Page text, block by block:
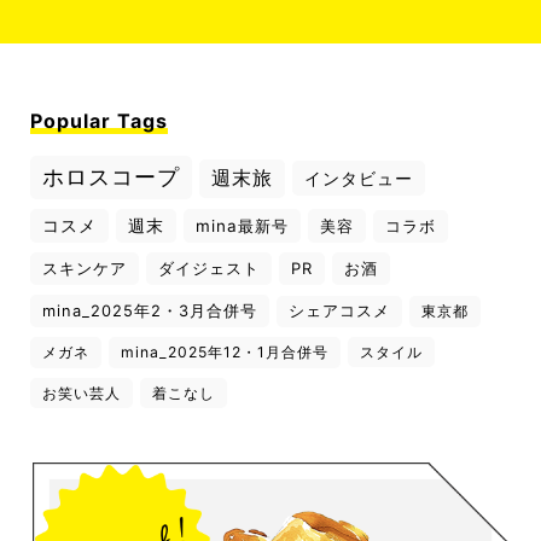
Popular Tags
ホロスコープ 週末旅 インタビュー
コスメ 週末 mina最新号 美容 コラボ
スキンケア ダイジェスト PR お酒
mina_2025年2・3月合併号 シェアコスメ 東京都
メガネ mina_2025年12・1月合併号 スタイル
お笑い芸人 着こなし